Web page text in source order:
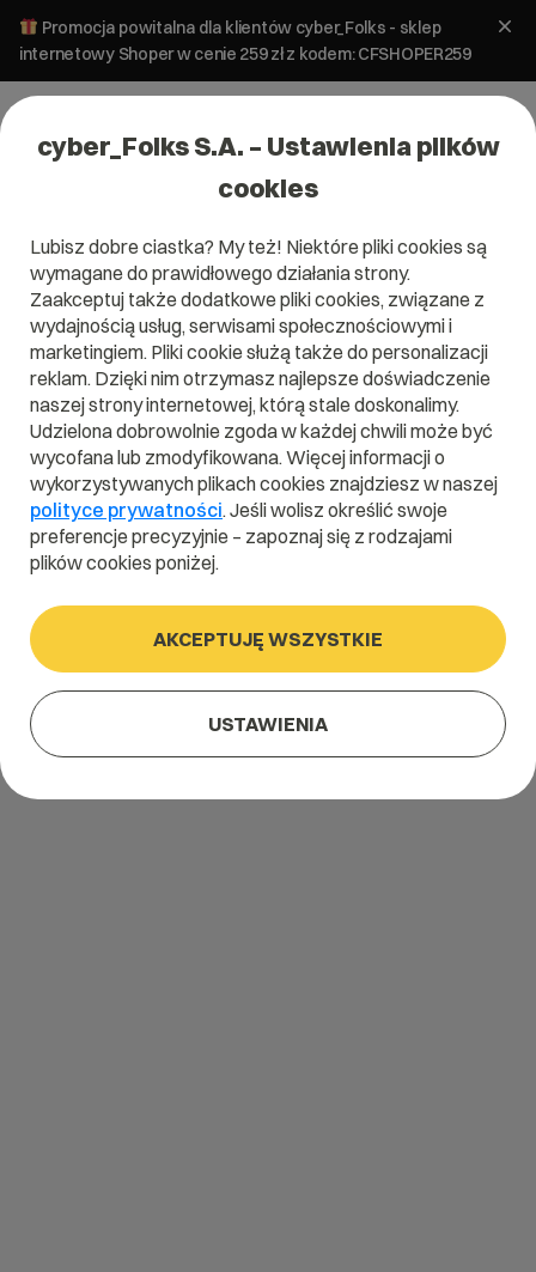
Promocja powitalna dla klientów cyber_Folks - sklep
internetowy Shoper w cenie 259 zł z kodem: CFSHOPER259
Domena .pl od 0 zł!
Szukaj domeny
Wpisz swoją wymarzoną nazwę domeny i naciśnij przycisk
Znajdź
Promocja .pl od0,00 zł.site 0,90 zł.online 0,90 zł
cyber_Folks S.A. – Ustawienia plików
cookies
Lubisz dobre ciastka? My też! Niektóre pliki cookies są
wymagane do prawidłowego działania strony.
Zaakceptuj także dodatkowe pliki cookies, związane z
wydajnością usług, serwisami społecznościowymi i
marketingiem. Pliki cookie służą także do personalizacji
reklam. Dzięki nim otrzymasz najlepsze doświadczenie
naszej strony internetowej, którą stale doskonalimy.
Udzielona dobrowolnie zgoda w każdej chwili może być
wycofana lub zmodyfikowana. Więcej informacji o
wykorzystywanych plikach cookies znajdziesz w naszej
polityce prywatności. Jeśli wolisz określić swoje
preferencje precyzyjnie – zapoznaj się z rodzajami
plików cookies poniżej.
AKCEPTUJĘ WSZYSTKIE
USTAWIENIA